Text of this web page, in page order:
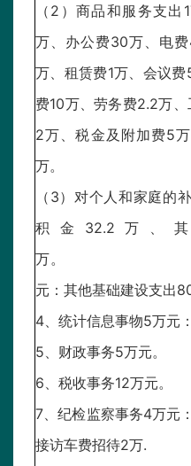
（2）商品和服务支
万、办公费30万、电
万、租赁费1万、会议
费10万、劳务费2.2万
2万、税金及附加费5
万。
（3）对个人和家庭的
积金32.2万、
万。 （4）基
元：其他基础建设支出80
4、统计信息事物5万元
5、财政事务5万元。
6、税收事务12万元。
7、纪检监察事务4万元
接访车费招待2万.